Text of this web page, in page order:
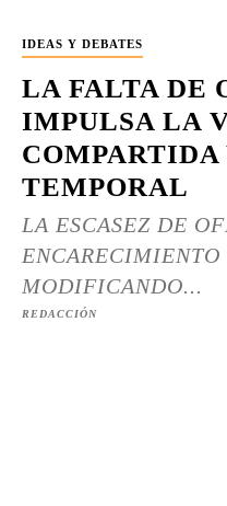
IDEAS Y DEBATES
LA FALTA DE
IMPULSA LA
TEMPORAL
LA ESCASEZ DE
MODIFICANDO...
REDACCIÓN